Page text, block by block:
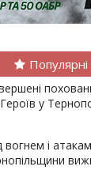
Популярні
у
і